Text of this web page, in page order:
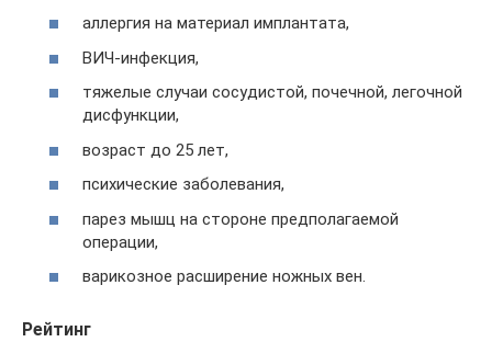
аллергия на материал имплантата,
ВИЧ-инфекция,
тяжелые случаи сосудистой, почечной, легочной
дисфункции,
возраст до 25 лет,
психические заболевания,
парез мышц на стороне предполагаемой
операции,
варикозное расширение ножных вен.
Рейтинг